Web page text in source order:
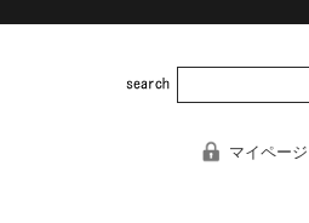
マイページ